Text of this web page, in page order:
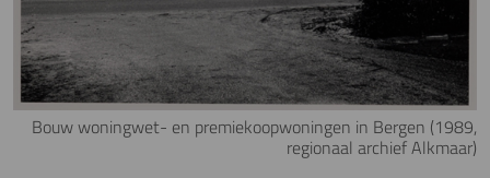
Bouw woningwet- en premiekoopwoningen in Bergen (1989,
regionaal archief Alkmaar)